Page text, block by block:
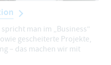
man im „Business“
gescheiterte Projekte,
– das machen wir mit